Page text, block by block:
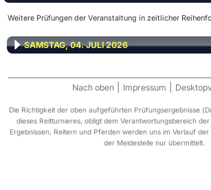
Weitere Prüfungen der Veranstaltung in zeitlicher
SAMSTAG, 04. JULI 2026
Nach oben Impressum
Die Richtigkeit der oben aufgeführten Prüfungsergebnisse
dieses Reitturnieres, obligt dem Verantwortungsbereich
Ergebnissen, Reitern und Pferden werden uns im Verlauf
der Meldestelle nur übermittelt.